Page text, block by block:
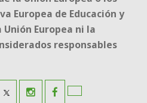
Europea de Educación y
Unión Europea ni la
responsables